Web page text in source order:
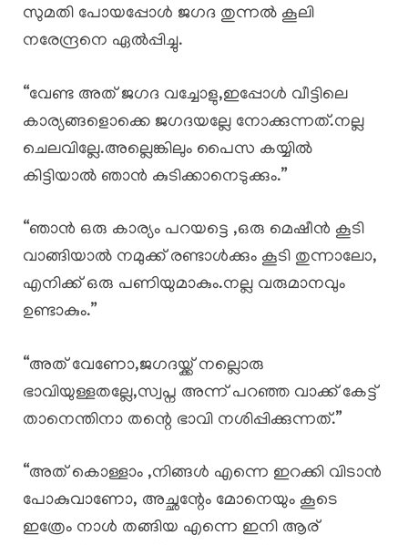
സുമതി പോയപ്പോൾ ജഗദ തുന്നൽ കൂലി
നരേന്ദ്രനെ ഏൽപ്പിച്ചു.
“വേണ്ട അത് ജഗദ വച്ചോളു,ഇപ്പോൾ വീട്ടിലെ
കാര്യങ്ങളൊക്കെ ജഗദയല്ലേ നോക്കുന്നത്.നല്ല
ചെലവില്ലേ.അല്ലെങ്കിലും പൈസ കയ്യിൽ
കിട്ടിയാൽ ഞാൻ കുടിക്കാനെടുക്കും.”
“ഞാൻ ഒരു കാര്യം പറയട്ടെ ,ഒരു മെഷീൻ കൂടി
വാങ്ങിയാൽ നമുക്ക് രണ്ടാൾക്കും കൂടി തുന്നാലോ,
എനിക്ക് ഒരു പണിയുമാകും.നല്ല വരുമാനവും
ഉണ്ടാകും.”
“അത് വേണോ,ജഗദയ്ക്ക് നല്ലൊരു
ഭാവിയുള്ളതല്ലേ,സ്വപ്ന അന്ന് പറഞ്ഞ വാക്ക് കേട്ട്
താനെന്തിനാ തന്റെ ഭാവി നശിപ്പിക്കുന്നത്.”
“അത് കൊള്ളാം ,നിങ്ങൾ എന്നെ ഇറക്കി വിടാൻ
പോകുവാണോ, അച്ഛന്റേം മോനെയും കൂടെ
ഇത്രേം നാൾ തങ്ങിയ എന്നെ ഇനി ആര്